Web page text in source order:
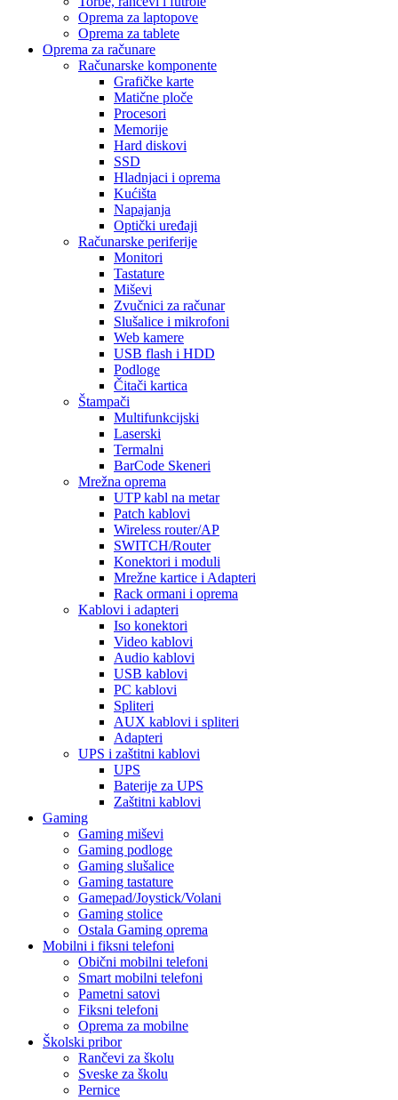
Oprema za laptopove
Oprema za tablete
Oprema za računare
Računarske komponente
Grafičke karte
Matične ploče
Procesori
Memorije
Hard diskovi
SSD
Hladnjaci i oprema
Kućišta
Napajanja
Optički uređaji
Računarske periferije
Monitori
Tastature
Miševi
Zvučnici za računar
Slušalice i mikrofoni
Web kamere
USB flash i HDD
Podloge
Čitači kartica
Štampači
Multifunkcijski
Laserski
Termalni
BarCode Skeneri
Mrežna oprema
UTP kabl na metar
Patch kablovi
Wireless router/AP
SWITCH/Router
Konektori i moduli
Mrežne kartice i Adapteri
Rack ormani i oprema
Kablovi i adapteri
Iso konektori
Video kablovi
Audio kablovi
USB kablovi
PC kablovi
Spliteri
AUX kablovi i spliteri
Adapteri
UPS i zaštitni kablovi
UPS
Baterije za UPS
Zaštitni kablovi
Gaming
Gaming miševi
Gaming podloge
Gaming slušalice
Gaming tastature
Gamepad/Joystick/Volani
Gaming stolice
Ostala Gaming oprema
Mobilni i fiksni telefoni
Obični mobilni telefoni
Smart mobilni telefoni
Pametni satovi
Fiksni telefoni
Oprema za mobilne
Školski pribor
Rančevi za školu
Sveske za školu
Pernice